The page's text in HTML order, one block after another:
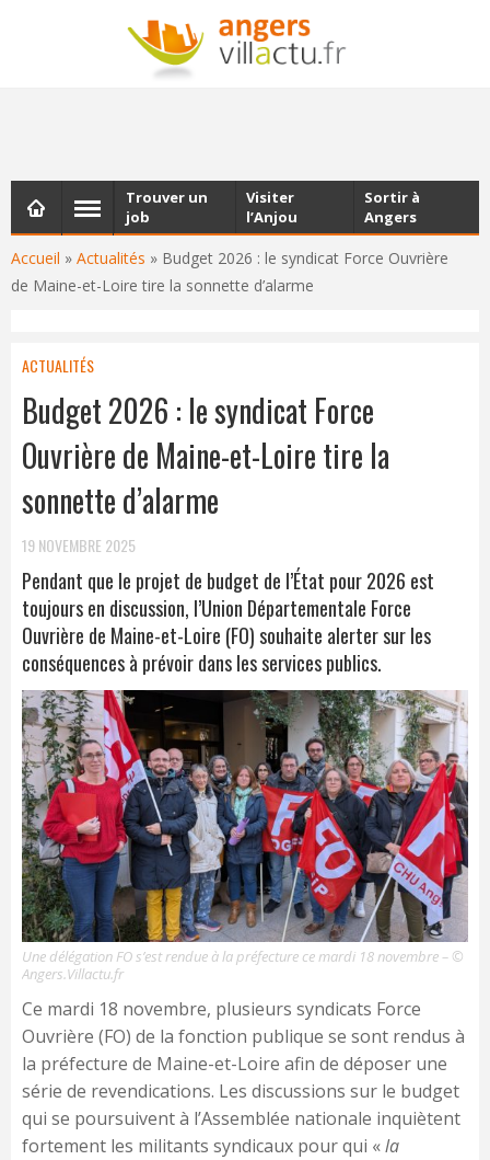
NEWSLETTER
Les dernières actualités d'Angers, chaque vendredi dans
Accueil » Actualités » Budget 2026 : le syndicat Force Ouvrière
de Maine-et-Loire tire la sonnette d’alarme
Trouver un
job
Visiter
l’Anjou
Sortir à
Angers
ACTUALITÉS
Budget 2026 : le syndicat Force
Ouvrière de Maine-et-Loire tire la
sonnette d’alarme
19 NOVEMBRE 2025
Pendant que le projet de budget de l’État pour 2026 est
toujours en discussion, l’Union Départementale Force
Ouvrière de Maine-et-Loire (FO) souhaite alerter sur les
conséquences à prévoir dans les services publics.
Une délégation FO s’est rendue à la préfecture ce mardi 18 novembre – ©
Angers.Villactu.fr
Ce mardi 18 novembre, plusieurs syndicats Force
Ouvrière (FO) de la fonction publique se sont rendus à
la préfecture de Maine-et-Loire afin de déposer une
série de revendications. Les discussions sur le budget
qui se poursuivent à l’Assemblée nationale inquiètent
fortement les militants syndicaux pour qui «la